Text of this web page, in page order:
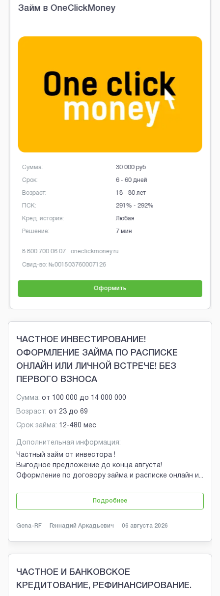
Займ в OneClickMoney
Сумма:
Срок:
Возраст:
ПСК:
Кред. история:
Решение:
30 000 руб
6 - 60 дней
18 - 80 лет
291% - 292%
Любая
7 мин
8 800 700 06 07 oneclickmoney.ru
Свид-во: № 001503760007126
Оформить
Brobaza - Обычные объявления
ЧАСТНОЕ ИНВЕСТИРОВАНИЕ!
ОФОРМЛЕНИЕ ЗАЙМА ПО РАСПИСКЕ
ОНЛАЙН ИЛИ ЛИЧНОЙ ВСТРЕЧЕ! БЕЗ
ПЕРВОГО ВЗНОСА
Сумма: от 100 000 до 14 000 000
Возраст: от 23 до 69
Срок займа: 12-480 мес
Дополнительная информация:
Частный займ от инвестора !
Выгодное предложение до конца августа!
Оформление по договору займа и расписке онлайн и...
Подробнее
Gena-RF Геннадий Аркадьевич 06 августа 2026
ЧАСТНОЕ И БАНКОВСКОЕ
КРЕДИТОВАНИЕ, РЕФИНАНСИРОВАНИЕ.